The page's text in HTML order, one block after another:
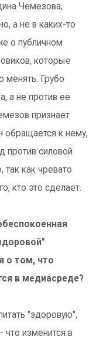
Чемезова,
а не в каких-то
о публичном
которые
менять. Грубо
а не против ее
признает
обращается к нему,
против силовой
как чревато
кто это сделает.
о том, что
в медиасреде?
"здоровую",
изменится в